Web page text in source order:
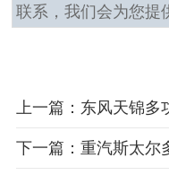
联系，我们会为您提
上一篇：东风天锦多
下一篇：重汽斯太尔